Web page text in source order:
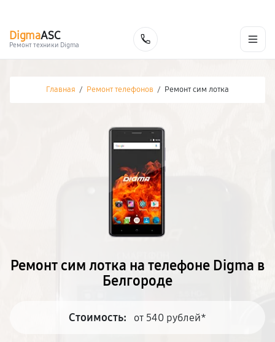
DigmaASC
Ремонт техники Digma
Главная / Ремонт телефонов / Ремонт сим лотка
Ремонт сим лотка на телефоне Digma в
Белгороде
Стоимость: от 540 рублей*